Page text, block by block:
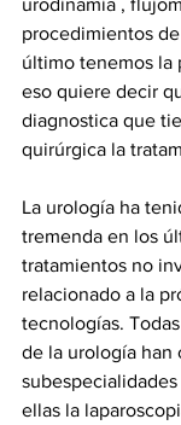
urodinamia ,
procedimientos
último tenemos la
eso quiere decir
diagnostica que
quirúrgica la
La urología ha
tremenda en los
tratamientos no
relacionado a la
tecnologías.
de la urología han
ellas la